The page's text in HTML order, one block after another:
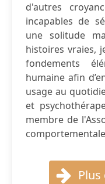
d'autres
incapables de
une solitude
histoires vraies,
fondements
humaine afin
usage au
et
membre de